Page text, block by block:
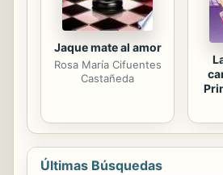
Jaque mate al amor
Rosa María Cifuentes
Castañeda
Últimas Búsquedas